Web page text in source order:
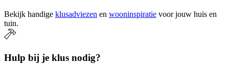
Bekijk handige klusadviezen en wooninspiratie voor jouw huis en
tuin.
Hulp bij je klus nodig?